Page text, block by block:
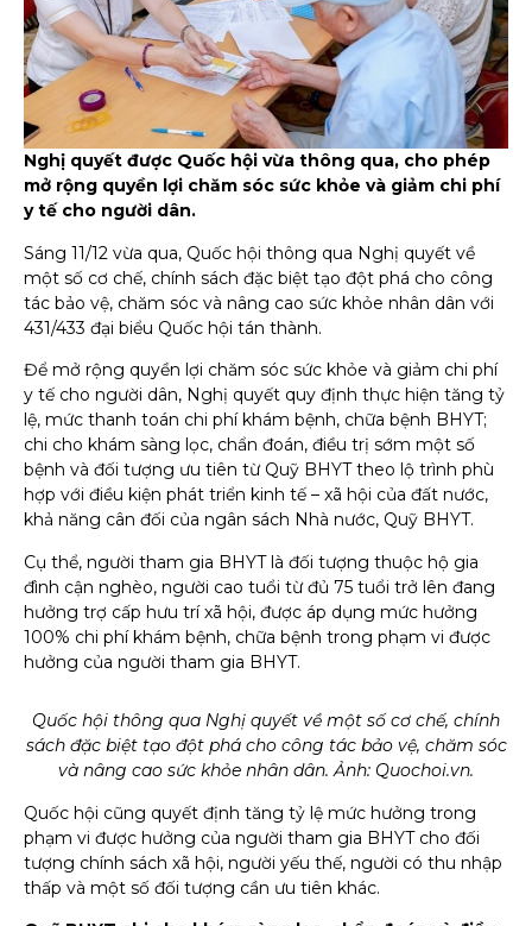
Nghị quyết được Quốc hội vừa thông qua, cho phép
mở rộng quyền lợi chăm sóc sức khỏe và giảm chi phí
y tế cho người dân.
Sáng 11/12 vừa qua, Quốc hội thông qua Nghị quyết về
một số cơ chế, chính sách đặc biệt tạo đột phá cho công
tác bảo vệ, chăm sóc và nâng cao sức khỏe nhân dân với
431/433 đại biểu Quốc hội tán thành.
Để mở rộng quyền lợi chăm sóc sức khỏe và giảm chi phí
y tế cho người dân, Nghị quyết quy định thực hiện tăng tỷ
lệ, mức thanh toán chi phí khám bệnh, chữa bệnh BHYT;
chi cho khám sàng lọc, chẩn đoán, điều trị sớm một số
bệnh và đối tượng ưu tiên từ Quỹ BHYT theo lộ trình phù
hợp với điều kiện phát triển kinh tế – xã hội của đất nước,
khả năng cân đối của ngân sách Nhà nước, Quỹ BHYT.
Cụ thể, người tham gia BHYT là đối tượng thuộc hộ gia
đình cận nghèo, người cao tuổi từ đủ 75 tuổi trở lên đang
hưởng trợ cấp hưu trí xã hội, được áp dụng mức hưởng
100% chi phí khám bệnh, chữa bệnh trong phạm vi được
hưởng của người tham gia BHYT.
Quốc hội thông qua Nghị quyết về một số cơ chế, chính
sách đặc biệt tạo đột phá cho công tác bảo vệ, chăm sóc
và nâng cao sức khỏe nhân dân. Ảnh: Quochoi.vn.
Quốc hội cũng quyết định tăng tỷ lệ mức hưởng trong
phạm vi được hưởng của người tham gia BHYT cho đối
tượng chính sách xã hội, người yếu thế, người có thu nhập
thấp và một số đối tượng cần ưu tiên khác.